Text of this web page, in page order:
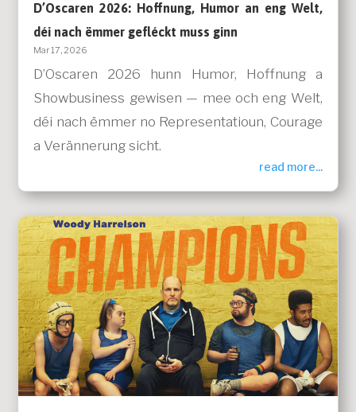
D’Oscaren 2026: Hoffnung, Humor an eng Welt,
déi nach ëmmer gefléckt muss ginn
Mar 17, 2026
D’Oscaren 2026 hunn Humor, Hoffnung a
Showbusiness gewisen — mee och eng Welt,
déi nach ëmmer no Representatioun, Courage
a Verännerung sicht.
read more...